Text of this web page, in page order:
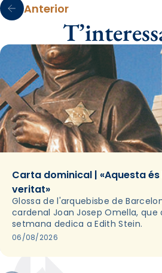
Anterior
Carta dominical | «Aquesta és
veritat»
Glossa de l'arquebisbe de
cardenal Joan Josep Omella, que
setmana dedica a Edith Stein.
06/08/2026